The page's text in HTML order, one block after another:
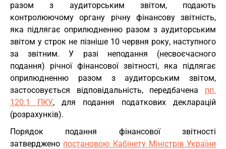
разом з аудиторським звітом, подають
контролюючому органу річну фінансову звітність,
яка підлягає оприлюдненню разом з аудиторським
звітом у строк не пізніше 10 червня року, наступного
за звітним. У разі неподання (несвоєчасного
подання) річної фінансової звітності, яка підлягає
оприлюдненню разом з аудиторським звітом,
застосовується відповідальність, передбачена пп.
120.1 ПКУ, для подання податкових декларацій
(розрахунків).
Порядок подання фінансової звітності
затверджено постановою Кабінету Міністрів України